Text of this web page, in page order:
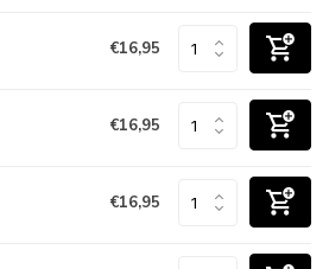
€16,95
€16,95
€16,95